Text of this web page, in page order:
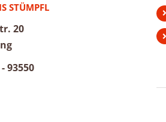
STÜMPFL
20
93550